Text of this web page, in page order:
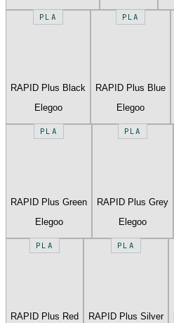
PLA
RAPID Plus Black
Elegoo
PLA
RAPID Plus Blue
Elegoo
PLA
RAPID Plus Green
Elegoo
PLA
RAPID Plus Grey
Elegoo
PLA
RAPID Plus Red
PLA
RAPID Plus Silver